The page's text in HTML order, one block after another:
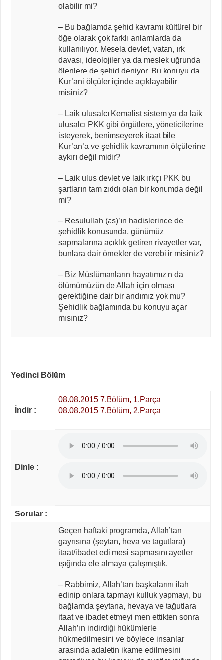
olabilir mi?
– Bu bağlamda şehid kavramı kültürel bir
öğe olarak çok farklı anlamlarda da
kullanılıyor. Mesela devlet, vatan, ırk
davası, ideolojiler ya da meslek uğrunda
ölenlere de şehid deniyor. Bu konuyu da
Kur’ani ölçüler içinde açıklayabilir
misiniz?
– Laik ulusalcı Kemalist sistem ya da laik
ulusalcı PKK gibi örgütlere, yöneticilerine
isteyerek, benimseyerek itaat bile
Kur’an’a ve şehidlik kavramının ölçülerine
aykırı değil midir?
– Laik ulus devlet ve laik ırkçı PKK bu
şartların tam zıddı olan bir konumda değil
mi?
– Resulullah (as)’ın hadislerinde de
şehidlik konusunda, günümüz
sapmalarına açıklık getiren rivayetler var,
bunlara dair örnekler de verebilir misiniz?
– Biz Müslümanların hayatımızın da
ölümümüzün de Allah için olması
gerektiğine dair bir andımız yok mu?
Şehidlik bağlamında bu konuyu açar
mısınız?
Yedinci Bölüm
İndir :
08.08.2015 7.Bölüm, 1.Parça
08.08.2015 7.Bölüm, 2.Parça
Dinle :
Sorular :
Geçen haftaki programda, Allah’tan
gayrısına (şeytan, heva ve tagutlara)
itaat/ibadet edilmesi sapmasını ayetler
ışığında ele almaya çalışmıştık.
– Rabbimiz, Allah’tan başkalarını ilah
edinip onlara tapmayı kulluk yapmayı, bu
bağlamda şeytana, hevaya ve tağutlara
itaat ve ibadet etmeyi men ettikten sonra
Allah’ın indirdiği hükümlerle
hükmedilmesini ve böylece insanlar
arasında adaletin ikame edilmesini